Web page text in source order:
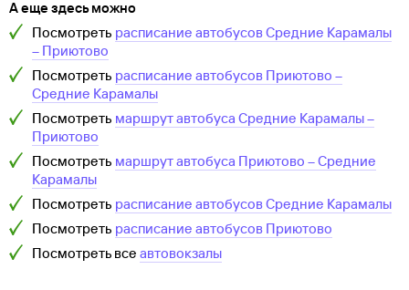
А еще здесь можно
Посмотреть расписание автобусовСредние Карамалы
– Приютово
Посмотреть расписание автобусов Приютово –
Средние Карамалы
Посмотреть маршрут автобуса Средние Карамалы–
Приютово
Посмотреть маршрут автобуса Приютово –Средние
Карамалы
Посмотреть расписание автобусовСредние Карамалы
Посмотреть расписание автобусов Приютово
Посмотреть все автовокзалы